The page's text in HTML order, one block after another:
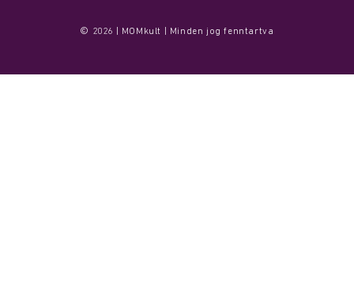
© 2026 | MOMkult | Minden jog fenntartva